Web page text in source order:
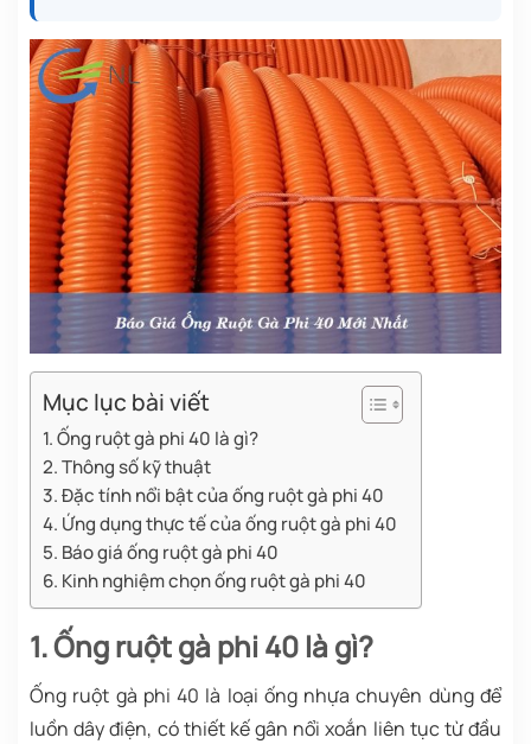
Mục lục bài viết
1. Ống ruột gà phi 40 là gì?
2. Thông số kỹ thuật
3. Đặc tính nổi bật của ống ruột gà phi 40
4. Ứng dụng thực tế của ống ruột gà phi 40
5. Báo giá ống ruột gà phi 40
6. Kinh nghiệm chọn ống ruột gà phi 40
1. Ống ruột gà phi 40 là gì?
Ống ruột gà phi 40 là loại ống nhựa chuyên dùng để
luồn dây điện, có thiết kế gân nổi xoắn liên tục từ đầu